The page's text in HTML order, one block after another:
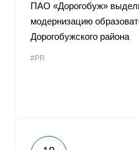
ПАО «Дорогобуж»
модернизацию
Дорогобужского района
#PR